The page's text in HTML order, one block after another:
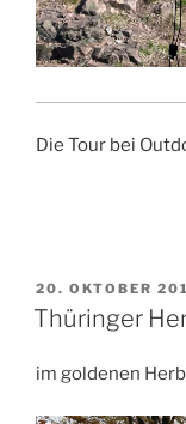
Die Tour bei
AM
20. OKTOBER
Thüringer
im goldenen